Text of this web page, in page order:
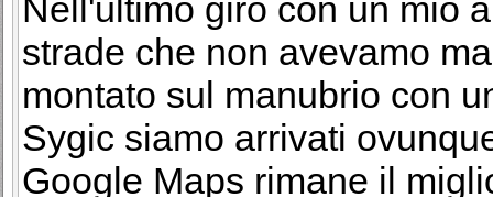
Nell'ultimo giro con un mio
strade che non avevamo
montato sul manubrio con
Sygic siamo arrivati
Google Maps rimane il